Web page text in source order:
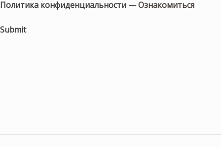
Политика конфиденциальности —Ознакомиться
Submit